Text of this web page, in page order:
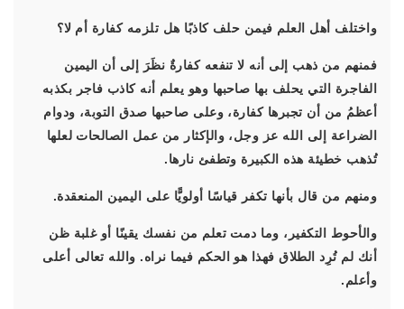
واختلف أهل العلم فيمن حلف كاذبًا هل تلزمه كفارة أم لا؟
فمنهم من ذهب إلى أنه لا تنفعه كفارةٌ نظَرَ إلى أن اليمين
الفاجرة التي يحلف بها صاحبها وهو يعلم أنه كاذب فاجر بكذبه
أعظمُ من أن تجبرها كفارة، وعلى صاحبها صدق التوبة، ودوام
الضراعة إلى الله عز وجل، والإكثار من عمل الصالحات لعلها
تُذهب خطيئة هذه الكبيرة وتطفئ نارها.
ومنهم من قال بأنها تكفر قياسًا أولويًّا على اليمين المنعقدة.
والأحوط التكفير، وما دمت تعلم من نفسك يقينًا أو غلبة ظن
أنك لم تُرِد الطلاق فهذا هو الحكم فيما نراه. والله تعالى أعلى
وأعلم.